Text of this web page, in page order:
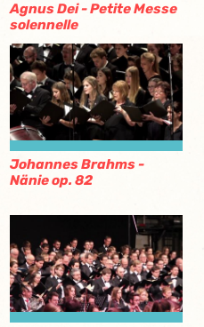
Agnus Dei - Petite Messe
solennelle
Johannes Brahms -
Nänie op. 82